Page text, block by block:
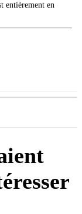
entièrement en